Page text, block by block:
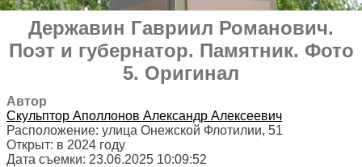
Державин Гавриил Романович.
Поэт и губернатор. Памятник. Фото
5. Оригинал
Автор
Скульптор Аполлонов Александр Алексеевич
Расположение: улица Онежской Флотилии, 51
Открыт: в 2024 году
Дата съемки: 23.06.2025 10:09:52